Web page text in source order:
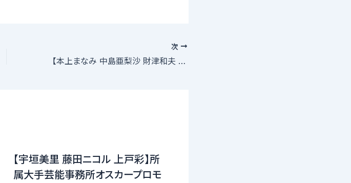
次
【本上まなみ 中島亜梨沙 財津和夫 新井啓太】所属の事務所 株式会社アクラ オーディション
【宇垣美里 藤田ニコル 上戸彩】所
属大手芸能事務所オスカープロモ